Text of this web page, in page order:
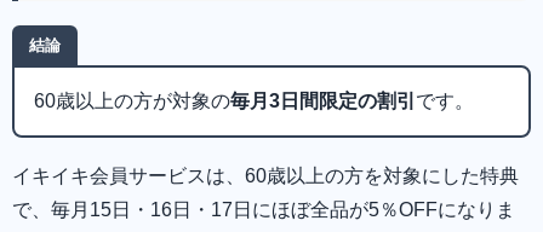
結論
60歳以上の方が対象の毎月3日間限定の割引 です。
イキイキ会員サービスは、60歳以上の方を対象にした特典
で、毎月15日・16日・17日にほぼ全品が5％OFFになりま